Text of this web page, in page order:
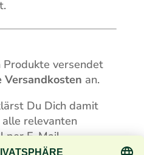
Produkte versendet
Versandkosten an.
Du Dich damit
relevanten
per E-Mail